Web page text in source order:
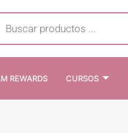
REWARDS CURSOS